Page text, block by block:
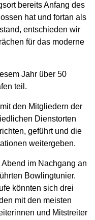
bereits Anfang des
hat und fortan als
entschieden wir
für das moderne
Jahr über 50
teil.
den Mitgliedern der
Dienstorten
geführt und die
weitergeben.
im Nachgang an
Bowlingtunier.
könnten sich drei
mit den meisten
und Mitstreiter